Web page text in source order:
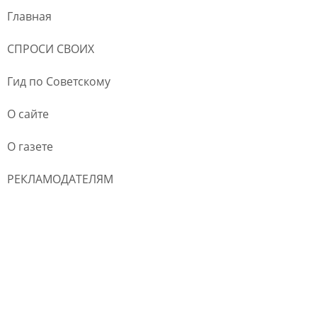
Главная
СПРОСИ СВОИХ
Гид по Советскому
О сайте
О газете
РЕКЛАМОДАТЕЛЯМ